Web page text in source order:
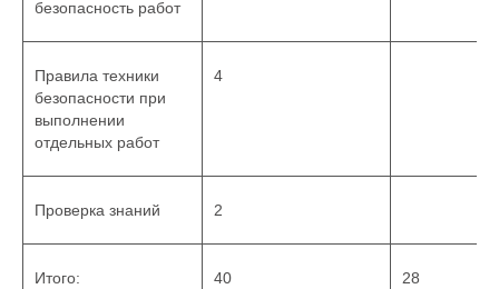
безопасность работ
Правила техники
безопасности при
выполнении
отдельных работ
4
Проверка знаний 2
Итого: 40 28